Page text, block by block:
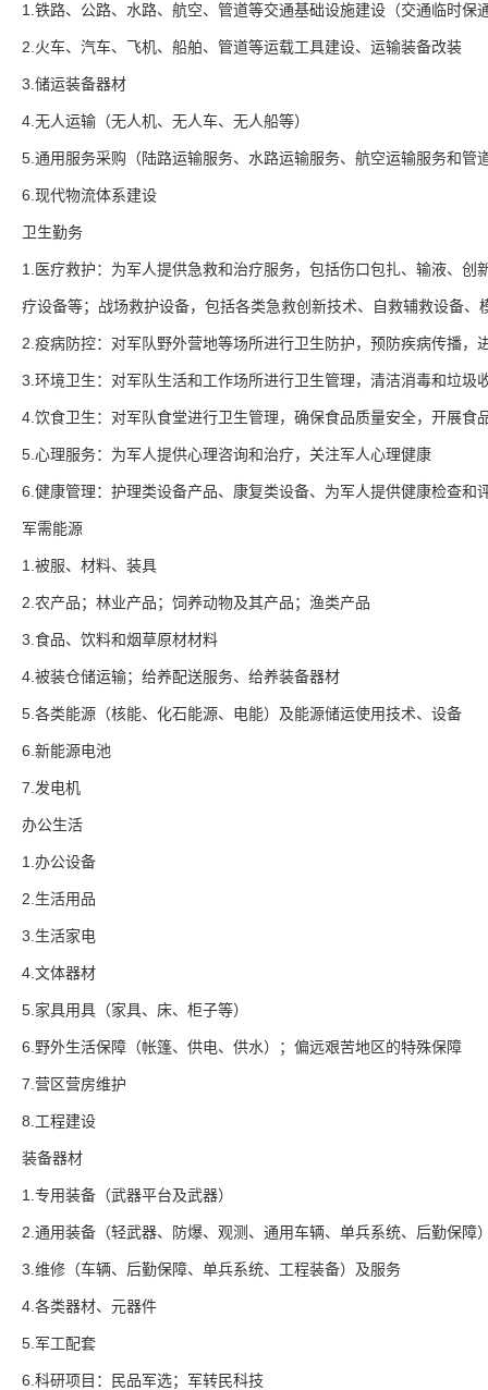
1.铁路、公路、水路、航空、管道等交通基础设施建设（交通临时保
2.火车、汽车、飞机、船舶、管道等运载工具建设、运输装备改装
3.储运装备器材
4.无人运输（无人机、无人车、无人船等）
5.通用服务采购（陆路运输服务、水路运输服务、航空运输服务和管
6.现代物流体系建设
卫生勤务
1.医疗救护：为军人提供急救和治疗服务，包括伤口包扎、输液、创
疗设备等；战场救护设备，包括各类急救创新技术、自救辅救设备、
2.疫病防控：对军队野外营地等场所进行卫生防护，预防疾病传播，
3.环境卫生：对军队生活和工作场所进行卫生管理，清洁消毒和垃圾
4.饮食卫生：对军队食堂进行卫生管理，确保食品质量安全，开展食
5.心理服务：为军人提供心理咨询和治疗，关注军人心理健康
6.健康管理：护理类设备产品、康复类设备、为军人提供健康检查和
军需能源
1.被服、材料、装具
2.农产品；林业产品；饲养动物及其产品；渔类产品
3.食品、饮料和烟草原材材料
4.被装仓储运输；给养配送服务、给养装备器材
5.各类能源（核能、化石能源、电能）及能源储运使用技术、设备
6.新能源电池
7.发电机
办公生活
1.办公设备
2.生活用品
3.生活家电
4.文体器材
5.家具用具（家具、床、柜子等）
6.野外生活保障（帐篷、供电、供水）；偏远艰苦地区的特殊保障
7.营区营房维护
8.工程建设
装备器材
1.专用装备（武器平台及武器）
2.通用装备（轻武器、防爆、观测、通用车辆、单兵系统、后勤保障
3.维修（车辆、后勤保障、单兵系统、工程装备）及服务
4.各类器材、元器件
5.军工配套
6.科研项目：民品军选；军转民科技